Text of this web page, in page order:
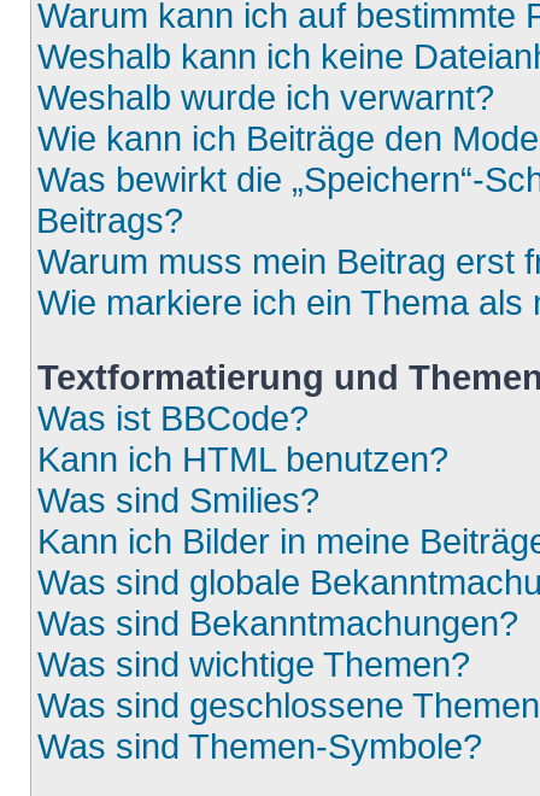
Warum kann ich auf bestimmte
Weshalb kann ich keine
Weshalb wurde ich verwarnt?
Wie kann ich Beiträge den
Was bewirkt die „Speichern“-
Beitrags?
Warum muss mein Beitrag erst
Wie markiere ich ein Thema als
Textformatierung und
Was ist BBCode?
Kann ich HTML benutzen?
Was sind Smilies?
Kann ich Bilder in meine
Was sind globale
Was sind Bekanntmachungen?
Was sind wichtige Themen?
Was sind geschlossene
Was sind Themen-Symbole?